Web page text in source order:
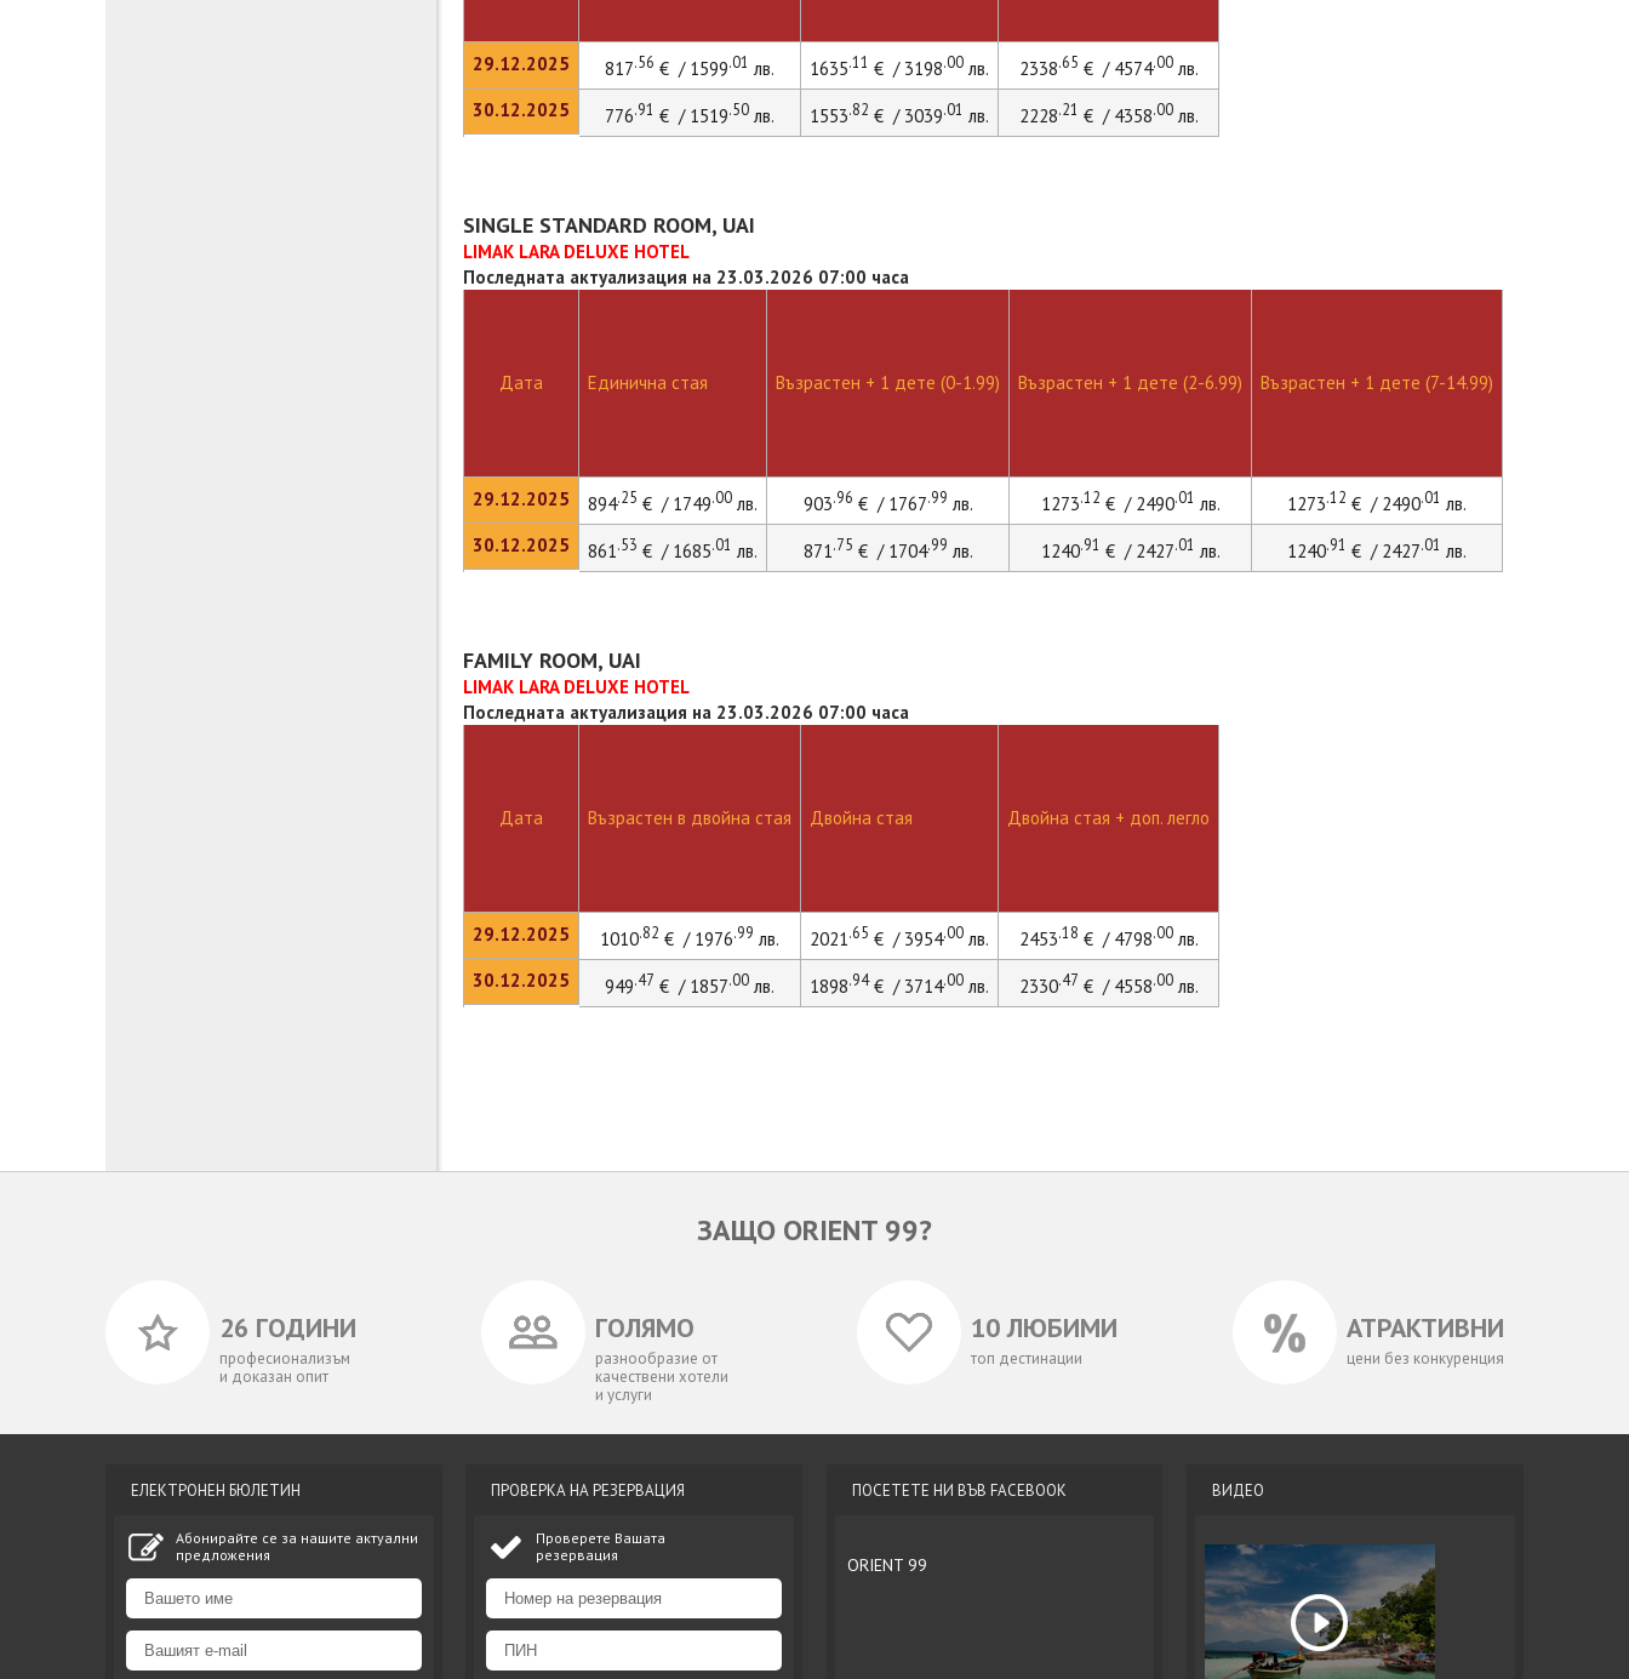
29.12.2025
30.12.2025
817.56 € / 1599.01 лв. 1635.11 € / 3198.00 лв. 2338.65 € / 4574.00лв.
776.91 € / 1519.50 лв. 1553.82 € / 3039.01 лв. 2228.21 € / 4358.00лв.
SINGLE STANDARD ROOM, UAI
LIMAK LARA DELUXE HOTEL
Последната актуализация на 23.03.2026 07:00 часа
Дата
29.12.2025
30.12.2025
Единична стая Възрастен + 1 дете (0-1.99) Възрастен + 1 дете (2-6.99) Възрастен + 1 дете (7-14.99)
894.25 € / 1749.00 лв. 903.96 € / 1767.99 лв. 1273.12 € / 2490.01 лв. 1273.12 € / 2490.01 лв.
861.53 € / 1685.01 лв. 871.75 € / 1704.99 лв. 1240.91 € / 2427.01 лв. 1240.91 € / 2427.01 лв.
FAMILY ROOM, UAI
LIMAK LARA DELUXE HOTEL
Последната актуализация на 23.03.2026 07:00 часа
Дата
29.12.2025
30.12.2025
Възрастен в двойна стая Двойна стая Двойна стая + доп. легло
1010.82 € / 1976.99 лв. 2021.65 € / 3954.00 лв. 2453.18 € / 4798.00лв.
949.47 € / 1857.00 лв. 1898.94€ / 3714.00 лв. 2330.47 € / 4558.00лв.
ЗАЩО ORIENT 99?
26 ГОДИНИ
професионализъм
и доказан опит
ГОЛЯМО
разнообразие от
качествени хотели
и услуги
10 ЛЮБИМИ
топ дестинации
АТРАКТИВНИ
цени без конкуренция
ЕЛЕКТРОНЕН БЮЛЕТИН
Абонирайте се за нашите актуални
предложения
ПРОВЕРКА НА РЕЗЕРВАЦИЯ
Проверете Вашата
резервация
ПОСЕТЕТЕ НИ ВЪВ FACEBOOK
ORIENT 99
ВИДЕО